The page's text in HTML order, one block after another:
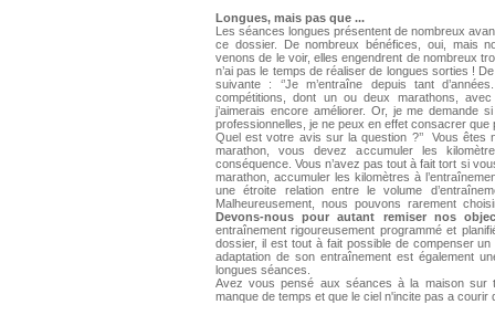
Longues, mais pas que ...
Les séances longues présentent de nombreux
ce dossier. De nombreux bénéfices, oui, mais
venons de le voir, elles engendrent de nombreux
n’ai pas le temps de réaliser de longues sorties !
suivante : ‘’Je m’entraîne depuis tant
compétitions, dont un ou deux marathons,
j’aimerais encore améliorer. Or, je me
professionnelles, je ne peux en effet consacrer
Quel est votre avis sur la question ?’’ Vous
marathon, vous devez accumuler les
conséquence. Vous n’avez pas tout à fait tort si
marathon, accumuler les kilomètres à
une étroite relation entre le volume
Malheureusement, nous pouvons rarement
Devons-nous pour autant remiser nos
entraînement rigoureusement programmé et
dossier, il est tout à fait possible de compenser
adaptation de son entraînement est également
longues séances.
Avez vous pensé aux séances à la maison sur
manque de temps et que le ciel n'incite pas a courir